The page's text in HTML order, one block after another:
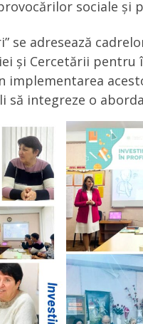
sociale și
se adresează
și Cercetării
implementarea
integreze o